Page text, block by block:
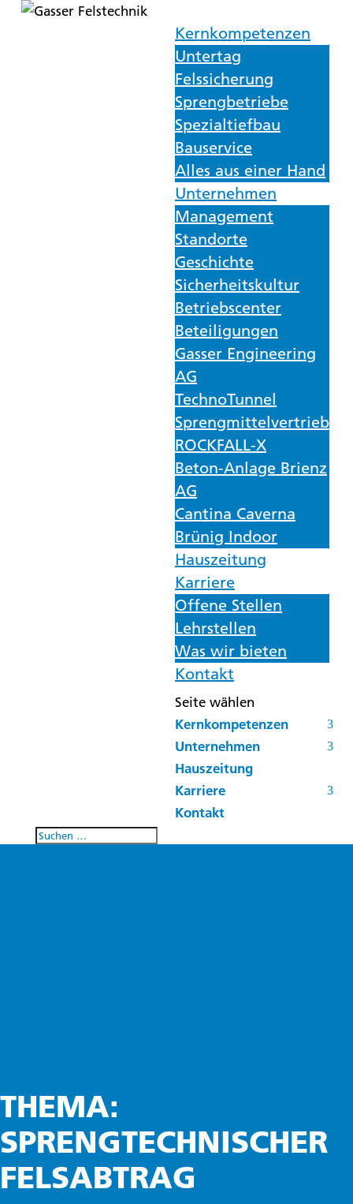
Kernkompetenzen
Untertag
Felssicherung
Sprengbetriebe
Spezialtiefbau
Bauservice
Alles aus einer Hand
Unternehmen
Management
Standorte
Geschichte
Sicherheitskultur
Betriebscenter
Beteiligungen
Gasser Engineering
AG
TechnoTunnel
Sprengmittelvertrieb
ROCKFALL-X
Beton-Anlage Brienz
AG
Cantina Caverna
Brünig Indoor
Hauszeitung
Karriere
Offene Stellen
Lehrstellen
Was wir bieten
Kontakt
Seite wählen
Kernkompetenzen
Unternehmen
Hauszeitung
Karriere
Kontakt
THEMA:
SPRENGTECHNISCHER
FELSABTRAG